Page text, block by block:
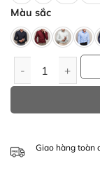
Màu sắc
Áo sơ mi nam
Giao hàng toàn